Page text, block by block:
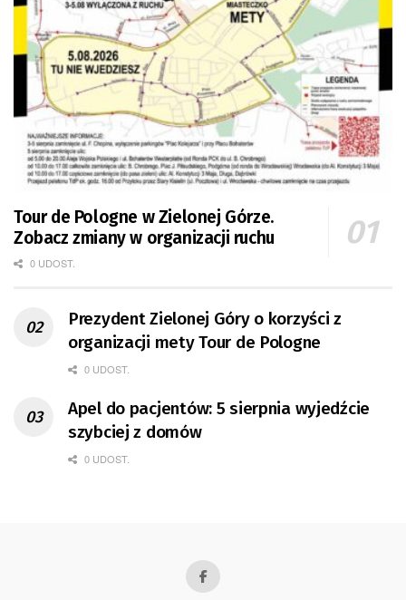
Tour de Pologne w Zielonej Górze.
Zobacz zmiany w organizacji ruchu
0 UDOST.
Prezydent Zielonej Góry o korzyści z
organizacji mety Tour de Pologne
0 UDOST.
Apel do pacjentów: 5 sierpnia wyjedźcie
szybciej z domów
0 UDOST.